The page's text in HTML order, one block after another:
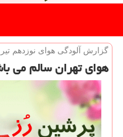
گزارش آلودگی هوای نوزدهم
هوای تهران سالم می